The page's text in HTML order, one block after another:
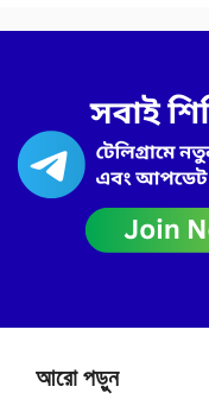
আরো পড়ুন